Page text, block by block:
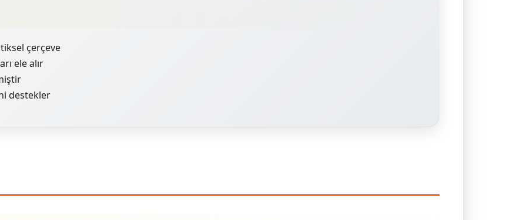
çerçeve
ele alır
destekler